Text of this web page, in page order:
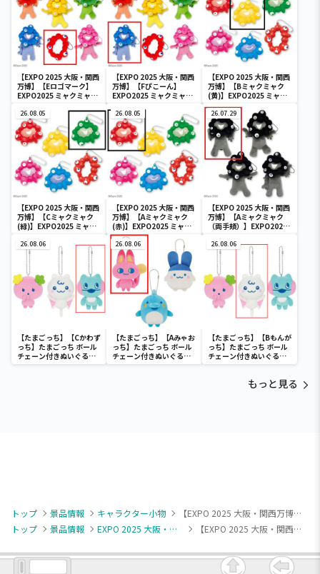
【EXPO 2025 大阪・関西
万博】【Eロゴマーク】
EXPO2025 ミャクミャク
ぐるみ
【EXPO 2025 大阪・関西
万博】【Fぴこーん】
EXPO2025 ミャクミャク
ぐるみ
【EXPO 2025 大阪・関西
万博】【Bミャクミャク
(黄)】EXPO2025 ミャク
ミャク カラフルスクイー
ズマスコット
26.08.05
【EXPO 2025 大阪・関西
万博】【Cミャクミャク
(緑)】EXPO2025 ミャク
ズマスコット
26.08.05
【EXPO 2025 大阪・関西
万博】【Aミャクミャク
(赤)】EXPO2025 ミャク
ミャク カラフルスクイー
ズマスコット
26.07.29
【EXPO 2025 大阪・関西
万博】【Aミャクミャク
（両手頬）】EXPO2025
ム紐付きぬいぐるみ
26.08.06
【たまごっち】【Cかわず
っち】たまごっち ボール
チェーン付きぬいぐるみ
～Tamagotchi
26.08.06
【たまごっち】【Aみゃお
っち】たまごっち ボール
チェーン付きぬいぐるみ
～Tamagotchi
26.08.06
【たまごっち】【Bもんが
っち】たまごっち ボール
チェーン付きぬいぐるみ
～Tamagotchi
もっと見る
トップ 景品情報 キャラクター小物
【EXPO 2025 大阪・関西万博】【B:WORLD（緑＆白＆青）】ミャクミャク 缶バッジ
トップ
景品情報 EXPO 2025 大阪・関西万博 【EXPO 2025 大阪・関西万博】【B:WORLD（緑＆白＆青）】ミャクミャク 缶バッジ